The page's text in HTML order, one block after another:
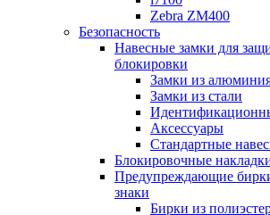
Zebra ZM400
Безопасность
Навесные замки для
блокировки
Замки из
Замки из стали
Аксессуары
Стандартные
Блокировочные
Предупреждающие
знаки
Бирки из